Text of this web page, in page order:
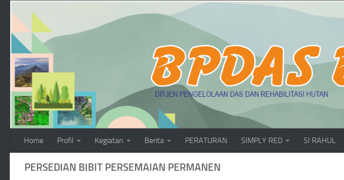
Skip to content
Home Profil Kegiatan Berita PERATURAN SIMPLY RED SI RAHUL
PERSEDIAN BIBIT PERSEMAIAN PERMANEN